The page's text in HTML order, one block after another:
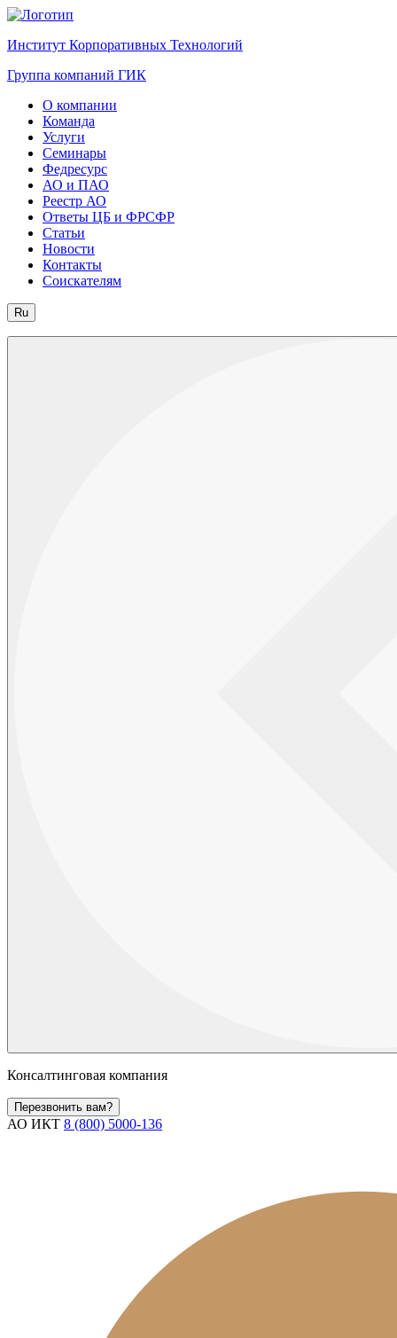
Институт Корпоративных Технологий
Группа компаний ГИК
О компании
Команда
Услуги
Семинары
Федресурс
АО и ПАО
Реестр АО
Ответы ЦБ и ФРСФР
Статьи
Новости
Контакты
Соискателям
Ru
Консалтинговая компания
Перезвонить вам?
АО ИКТ 8 (800) 5000-136